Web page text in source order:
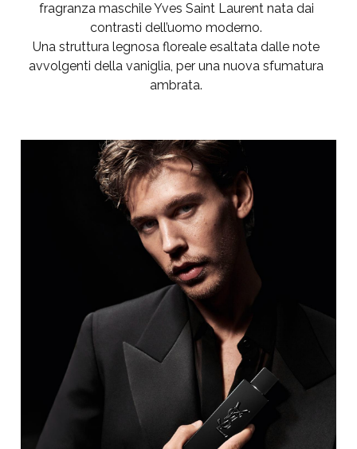
fragranza maschile Yves Saint Laurent nata dai
contrasti dell’uomo moderno.
Una struttura legnosa floreale esaltata dalle note
avvolgenti della vaniglia, per una nuova sfumatura
ambrata.